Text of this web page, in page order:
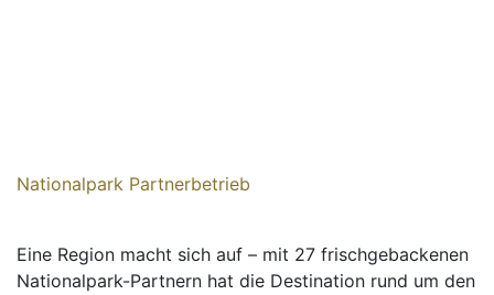
Nationalpark Partnerbetrieb
Eine Region macht sich auf – mit 27 frischgebackenen
Nationalpark-Partnern hat die Destination rund um den